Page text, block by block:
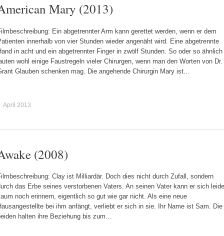
Mary (2013)
Ein abgetrennter Arm kann gerettet werden, wenn er dem
innerhalb von vier Stunden wieder angenäht wird. Eine abgetrennte
in acht und ein abgetrennter Finger in zwölf Stunden. So oder so ähnlich
wohl einige Faustregeln vieler Chirurgen, wenn man den Worten von Dr.
Glauben schenken mag. Die angehende Chirurgin Mary ist…
April 2013
(2008)
Clay ist Milliardär. Doch dies nicht durch Zufall, sondern
das Erbe seines verstorbenen Vaters. An seinen Vater kann er sich
noch erinnern, eigentlich so gut wie gar nicht. Als eine neue
bei ihm anfängt, verliebt er sich in sie. Ihr Name ist Sam. Die
halten ihre Beziehung bis zum…